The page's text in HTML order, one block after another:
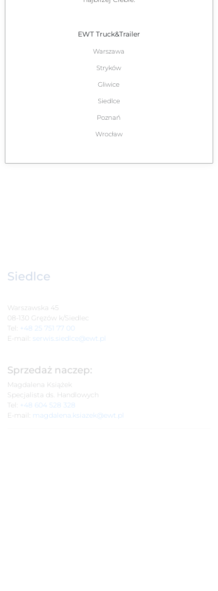
EWT Truck&Trailer
Warszawa
Stryków
Gliwice
Siedlce
Poznań
Wrocław
Specjalista ds. Handlowych
Siedlce
Warszawska 45
08-130 Gręzów k/Siedlec
Tel: +48 25 751 77 00
E-mail: serwis.siedlce@ewt.pl
Sprzedaż naczep:
Magdalena Książek
Specjalista ds. Handlowych
Tel: +48 604 528 328
E-mail: magdalena.ksiazek@ewt.pl